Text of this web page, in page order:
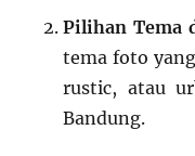
Pilihan Tema
tema foto
rustic, atau
Bandung.